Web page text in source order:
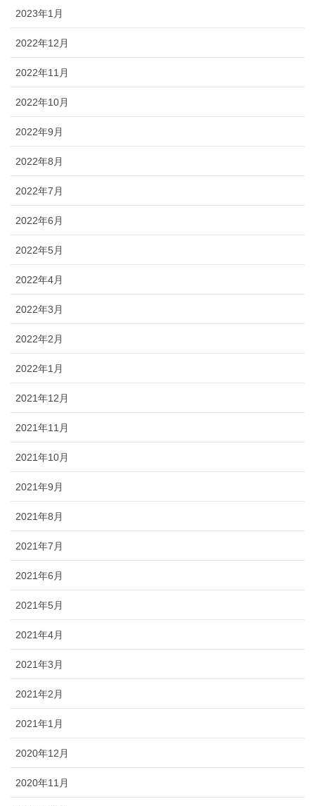
2023年1月
2022年12月
2022年11月
2022年10月
2022年9月
2022年8月
2022年7月
2022年6月
2022年5月
2022年4月
2022年3月
2022年2月
2022年1月
2021年12月
2021年11月
2021年10月
2021年9月
2021年8月
2021年7月
2021年6月
2021年5月
2021年4月
2021年3月
2021年2月
2021年1月
2020年12月
2020年11月